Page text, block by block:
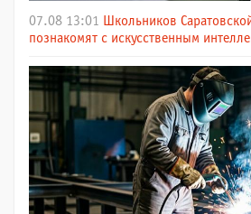
07.08 13:01 Школьников
познакомят с искусственным